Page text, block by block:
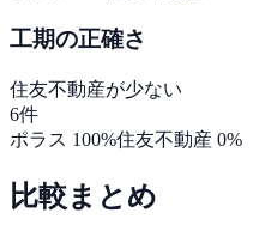
工期の正確さ
住友不動産が少ない
6件
ポラス 100%住友不動産 0%
比較まとめ